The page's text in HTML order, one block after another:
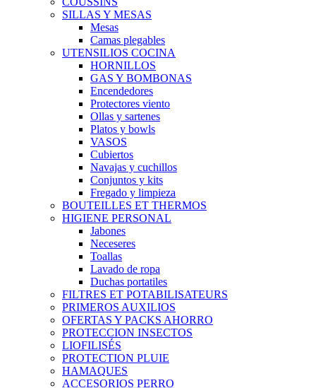
SILLAS Y MESAS
Mesas
Camas plegables
UTENSILIOS COCINA
HORNILLOS
GAS Y BOMBONAS
Encendedores
Protectores viento
Ollas y sartenes
Platos y bowls
VASOS
Cubiertos
Navajas y cuchillos
Conjuntos y kits
Fregado y limpieza
BOUTEILLES ET THERMOS
HIGIENE PERSONAL
Jabones
Neceseres
Toallas
Lavado de ropa
Duchas portatiles
FILTRES ET POTABILISATEURS
PRIMEROS AUXILIOS
OFERTAS Y PACKS AHORRO
PROTECCION INSECTOS
LIOFILISÉS
PROTECTION PLUIE
HAMAQUES
ACCESORIOS PERRO